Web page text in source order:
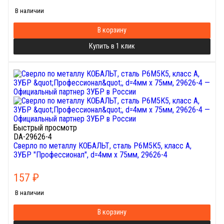
В наличии
В корзину
Купить в 1 клик
Быстрый просмотр
DA-29626-4
Сверло по металлу КОБАЛЬТ, сталь Р6М5К5, класс А,
ЗУБР "Профессионал", d=4мм х 75мм, 29626-4
157 ₽
В наличии
В корзину